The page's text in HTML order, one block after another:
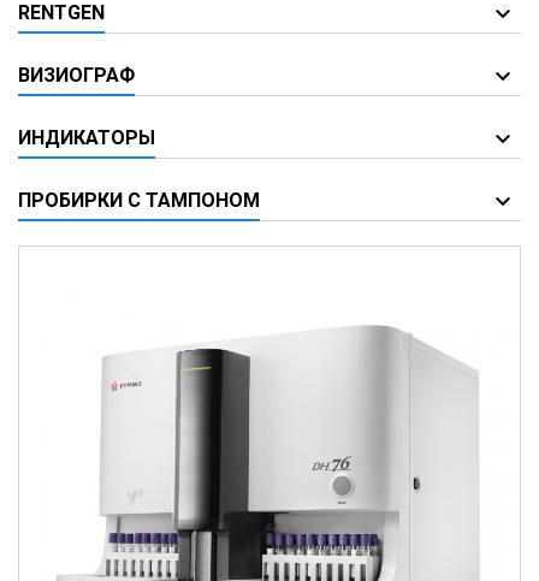
RENTGEN
ВИЗИОГРАФ
ИНДИКАТОРЫ
ПРОБИРКИ С ТАМПОНОМ